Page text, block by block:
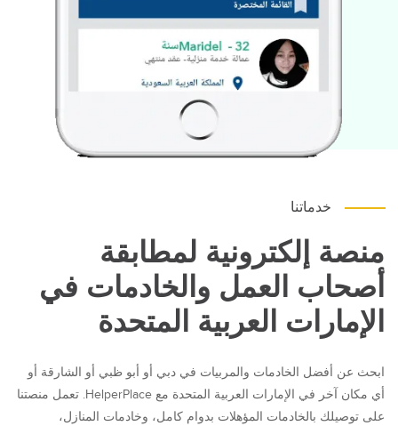
خدماتنا
منصة إلكترونية لمطابقة
أصحاب العمل والخادمات في
الإمارات العربية المتحدة
ابحث عن أفضل الخادمات والمربيات في دبي أو أبو ظبي أو الشارقة أو
أي مكان آخر في الإمارات العربية المتحدة مع HelperPlace. تعمل منصتنا
على توصيلك بالخادمات المؤهلات بدوام كامل، وخادمات المنازل،